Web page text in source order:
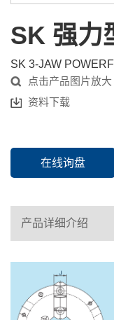
SK 强力
SK 3-JAW
点击产品图片放大
资料下载
在线询盘
产品详细介绍